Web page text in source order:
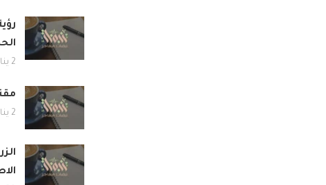
2 يناير 2021
2 يناير 2021